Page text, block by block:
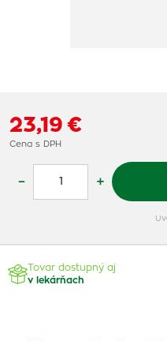
23,19 €
Cena s DPH
– +
Tovar dostupný aj
v lekárňach